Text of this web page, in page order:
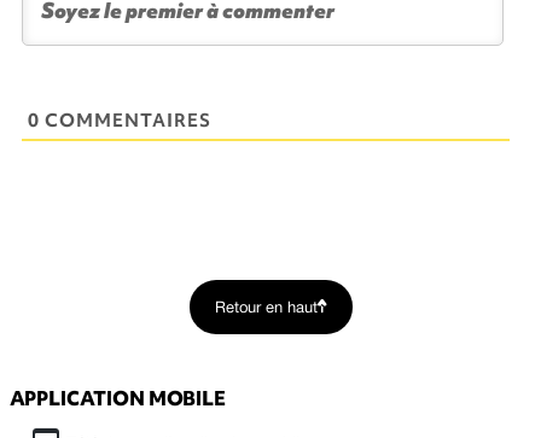
0 COMMENTAIRES
Retour en haut
APPLICATION MOBILE